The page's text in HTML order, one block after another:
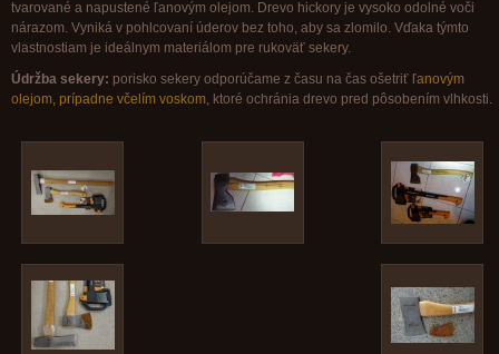
tvarované a napustené ľanovým olejom. Drevo hickory je vysoko odolné voči
nárazom. Vyniká v pohlcovaní úderov bez toho, aby sa zlomilo. Vďaka týmto
vlastnostiam je ideálnym materiálom pre rukoväť sekery.
Údržba sekery: porisko sekery odporúčame z času na čas ošetriť ľanovým
olejom, prípadne včelím voskom, ktoré ochránia drevo pred pôsobením vlhkosti.